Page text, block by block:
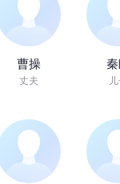
曹操
丈夫